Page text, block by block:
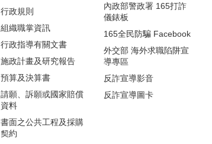
行政規則
組織職掌資訊
行政指導有關文書
施政計畫及研究報告
預算及決算書
請願、訴願或國家賠償
資料
書面之公共工程及採購
契約
內政部警政署 165打詐
儀錶板
165全民防騙 Facebook
外交部 海外求職陷阱宣
導專區
反詐宣導影音
反詐宣導圖卡